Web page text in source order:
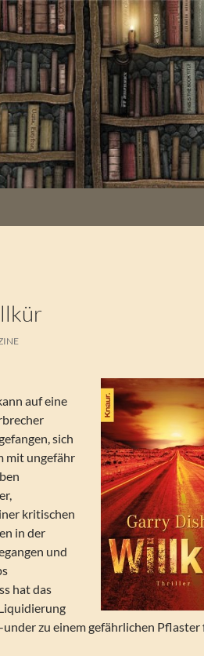
auf eine
sich
mit ungefähr
kritischen
in der
und
hat das
zu einem gefährlichen Pflaster